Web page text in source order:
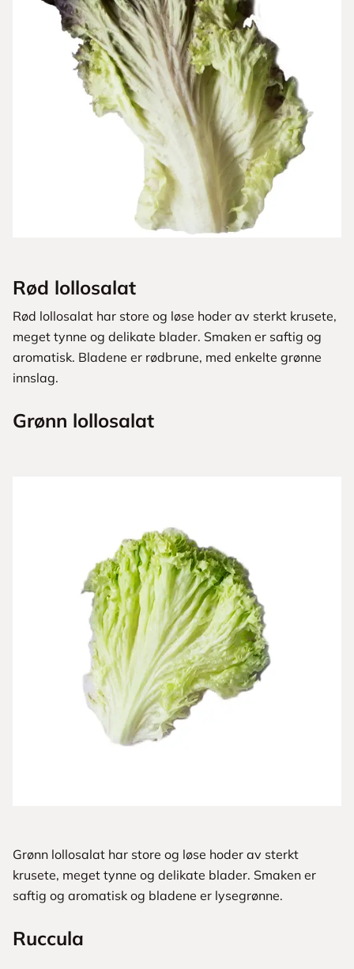
Rød lollosalat
Rød lollosalat har store og løse hoder av sterkt krusete,
meget tynne og delikate ­blader. ­Smaken er saftig og
aromatisk. ­Bladene er rødbrune, med enkelte grønne
innslag.
Grønn lollosalat
Grønn lollosalat har store og løse ­hoder av sterkt
krusete, meget tynne og delikate blader. Smaken er
saftig og aromatisk og bladene er lysegrønne.
Ruccula